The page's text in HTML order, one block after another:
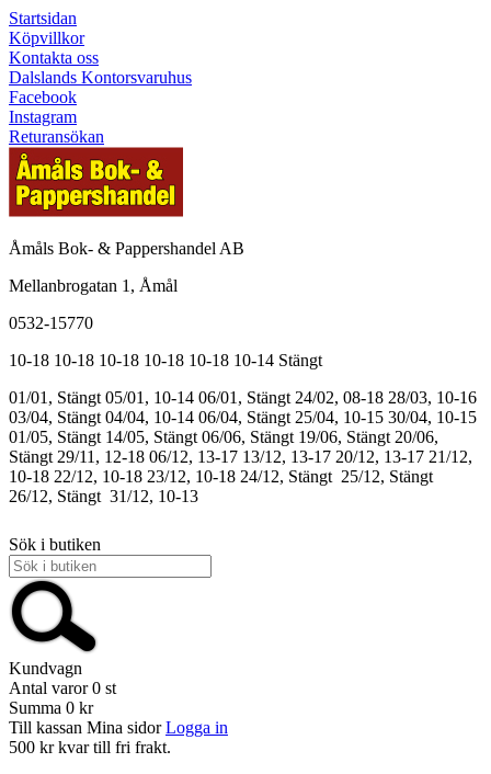
Startsidan
Köpvillkor
Kontakta oss
Dalslands Kontorsvaruhus
Facebook
Instagram
Returansökan
Åmåls Bok- & Pappershandel AB
Mellanbrogatan 1, Åmål
0532-15770
10-18 10-18 10-18 10-18 10-18 10-14 Stängt
01/01, Stängt 05/01, 10-14 06/01, Stängt 24/02, 08-18 28/03, 10-16
03/04, Stängt 04/04, 10-14 06/04, Stängt 25/04, 10-15 30/04, 10-15
01/05, Stängt 14/05, Stängt 06/06, Stängt 19/06, Stängt 20/06,
Stängt 29/11, 12-18 06/12, 13-17 13/12, 13-17 20/12, 13-17 21/12,
10-18 22/12, 10-18 23/12, 10-18 24/12, Stängt 25/12, Stängt
26/12, Stängt 31/12, 10-13
Sök i butiken
Kundvagn
Antal varor 0 st
Summa 0 kr
Till kassan Mina sidor Logga in
500 kr kvar till fri frakt.